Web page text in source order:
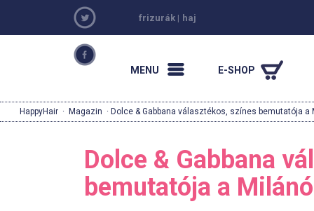
frizurák | haj
MENU E-SHOP
HappyHair · Magazin · Dolce & Gabbana választékos, színes bemutatója
Dolce & Gabbana
bemutatója a